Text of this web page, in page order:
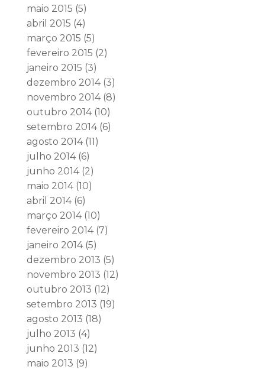
maio 2015 (5)
abril 2015 (4)
março 2015 (5)
fevereiro 2015 (2)
janeiro 2015 (3)
dezembro 2014(3)
novembro 2014(8)
outubro 2014(10)
setembro 2014(6)
agosto 2014(11)
julho 2014(6)
junho 2014(2)
maio 2014(10)
abril 2014(6)
março 2014(10)
fevereiro 2014(7)
janeiro 2014(5)
dezembro 2013 (5)
novembro 2013 (12)
outubro 2013 (12)
setembro 2013 (19)
agosto 2013 (18)
julho 2013 (4)
junho 2013 (12)
maio 2013 (9)